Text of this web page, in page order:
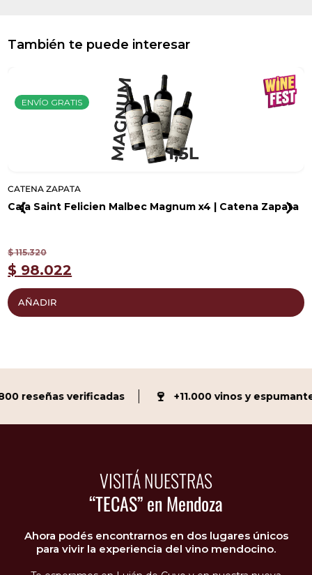
También te puede interesar
ENVÍO GRATIS
CATENA ZAPATA
Caja Saint Felicien Malbec Magnum x4 | Catena Zapata
$115.320
$ 98.022
AÑADIR
reseñas verificadas +11.000 vinos y espumante
VISITÁ NUESTRAS
“TECAS” en Mendoza
Ahora podés encontrarnos en dos lugares únicos
para vivir la experiencia del vino mendocino.